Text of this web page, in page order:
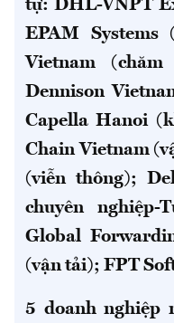
tự: DHL-VNPT
EPAM Systems
Vietnam
Dennison
Capella Hanoi
Chain Vietnam
(viễn thông);
chuyên
Global
(vận tải); FPT
5 doanh nghiệp